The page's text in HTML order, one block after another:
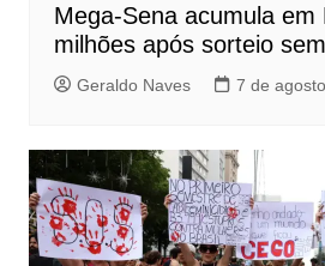
Mega-Sena acumula em
milhões após sorteio
Geraldo Naves 7 de